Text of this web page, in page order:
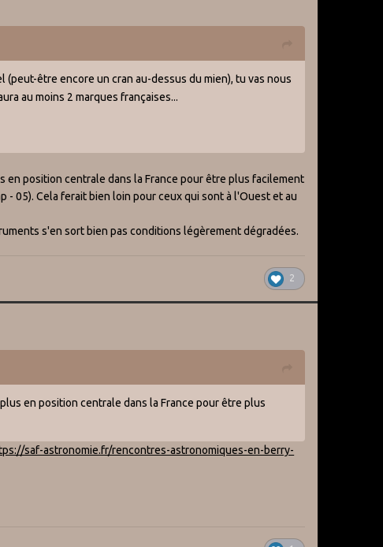
être encore un cran au-dessus du mien), tu vas nous
au moins 2 marques françaises...
position centrale dans la France pour être plus facilement
- 05). Cela ferait bien loin pour ceux qui sont à l'Ouest et au
s'en sort bien pas conditions légèrement dégradées.
2
en position centrale dans la France pour être plus
saf-astronomie.fr/rencontres-astronomiques-en-berry-